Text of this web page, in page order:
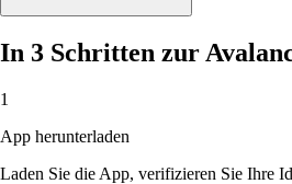
In 3 Schritten zur
1
App herunterladen
Laden Sie die App, verifizieren Sie Ihre